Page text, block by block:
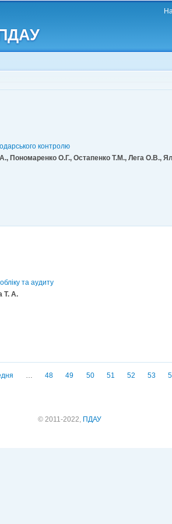
контролю
Пономаренко О.Г., Остапенко Т.М., Лега О.В.,
та аудиту
Т. А.
… 48 49 50 51 52 53
© 2011-2022, ПДАУ